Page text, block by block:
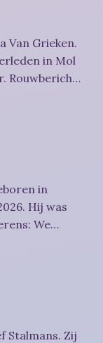
Van Grieken.
in Mol
in
Hij was
Stalmans. Zij